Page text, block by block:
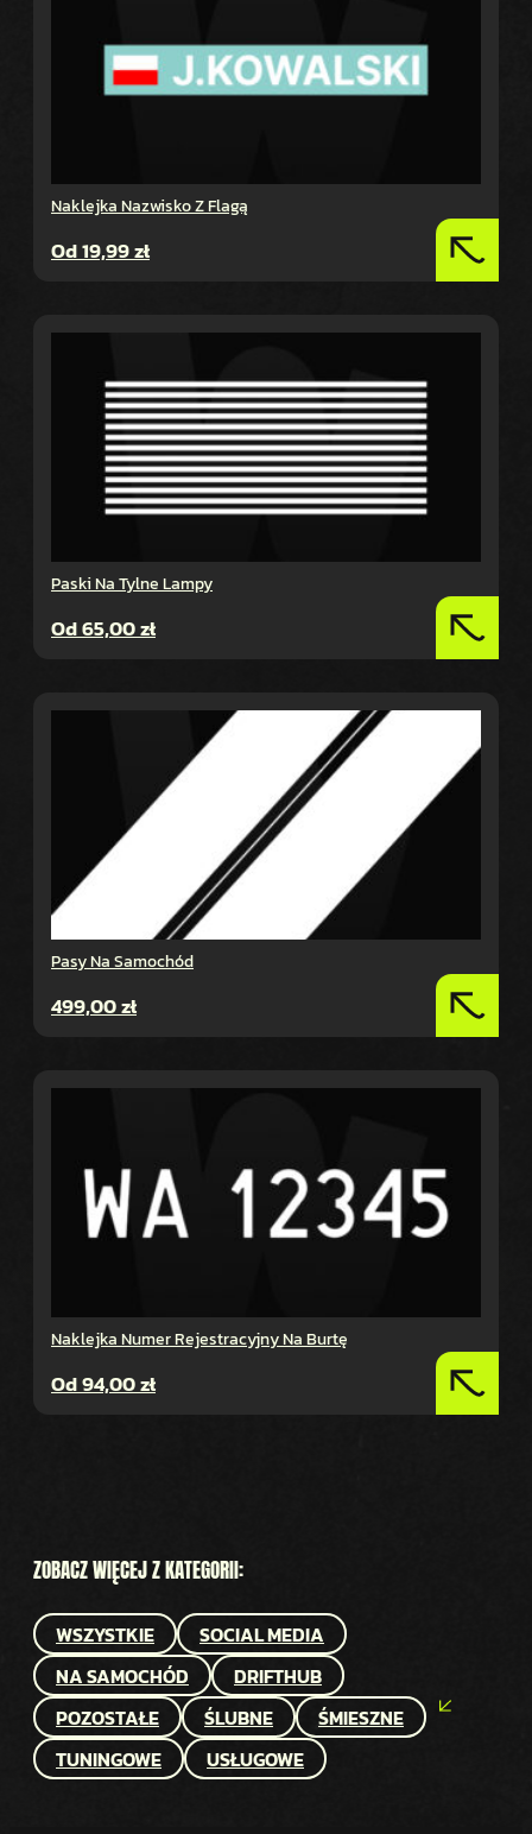
Naklejka Nazwisko Z Flagą
Od19,99zł
Paski Na Tylne Lampy
Od65,00zł
Pasy Na Samochód
499,00zł
Naklejka Numer Rejestracyjny Na Burtę
Od94,00zł
ZOBACZ WIĘCEJ Z KATEGORII:
WSZYSTKIE
SOCIAL MEDIA
NA SAMOCHÓD
DRIFTHUB
POZOSTAŁE
ŚLUBNE
ŚMIESZNE
TUNINGOWE
USŁUGOWE